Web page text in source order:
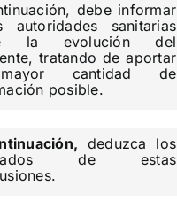
debe informar
autoridades sanitarias
la evolución del
tratando de aportar
cantidad de
posible.
deduzca los
de estas